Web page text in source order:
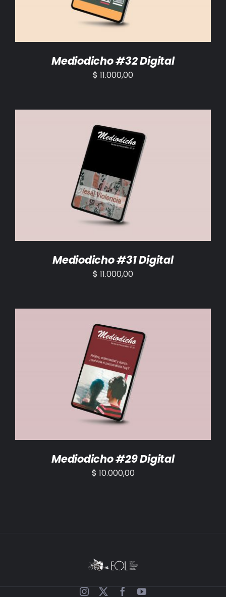
Mediodicho #32 Digital
$ 11.000,00
AÑADIR AL CARRITO /
Mediodicho #31 Digital
$ 11.000,00
AÑADIR AL CARRITO /
Mediodicho #29 Digital
$ 10.000,00